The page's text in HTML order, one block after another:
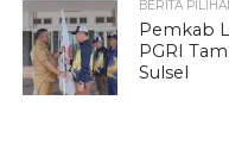
BERITA
Pemkab
PGRI
Sulsel